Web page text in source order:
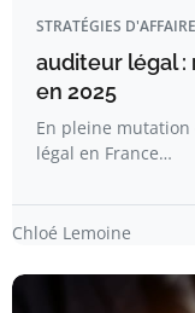
STRATÉGIES
auditeur légal
en 2025
En pleine
légal en France…
Chloé Lemoine